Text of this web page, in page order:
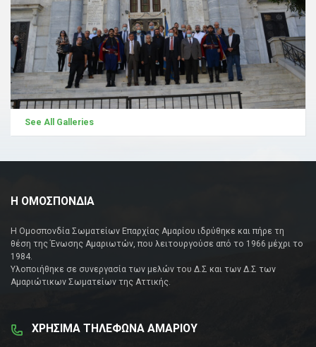
See All Galleries
Η ΟΜΟΣΠΟΝΔΙΑ
Η Ομοσπονδία Σωματείων Επαρχίας Αμαρίου ιδρύθηκε και πήρε τη
θέση της Ένωσης Αμαριωτών, που λειτουργούσε από το 1966 μέχρι το
1984.
Υλοποιήθηκε σε συνεργασία των μελών του Δ.Σ και των Δ.Σ των
Αμαριώτικων Σωματείων της Αττικής.
ΧΡΗΣΙΜΑ ΤΗΛΕΦΩΝΑ ΑΜΑΡΙΟΥ